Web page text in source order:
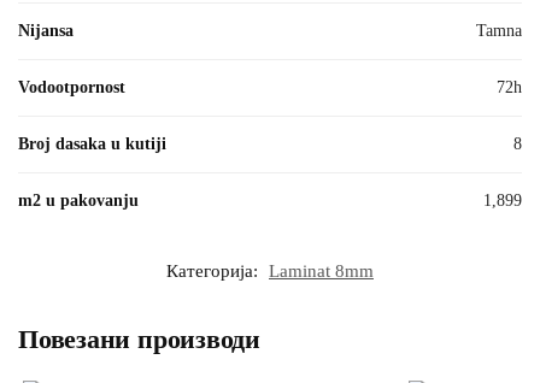
Nijansa Tamna
Vodootpornost 72h
Broj dasaka u kutiji 8
m2 u pakovanju 1,899
Категорија: Laminat 8mm
Повезани производи